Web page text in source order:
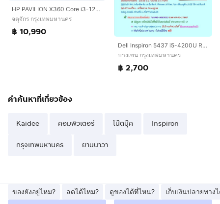
HP PAVILION X360 Core i3-1215U RAM8.512GB
จตุจักร กรุงเทพมหานคร
฿ 10,990
Dell Inspiron 5437 i5-4200U Ram 8GB SSD SATA 240 GB หน้าจอ 14 นิ้ว ดูหนังฟังเพลง-เล่นไลน์ ราคา 2,700.-บาท จัดส่งฟรีทั่วประเทศ
บางเขน กรุงเทพมหานคร
฿ 2,700
คำค้นหาที่เกี่ยวข้อง
Kaidee คอมพิวเตอร์ โน๊ตบุ๊ค Inspiron
กรุงเทพมหานคร ยานนาวา
ของยังอยู่ไหม? ลดได้ไหม? ดูของได้ที่ไหน? เก็บเงินปลายทาง